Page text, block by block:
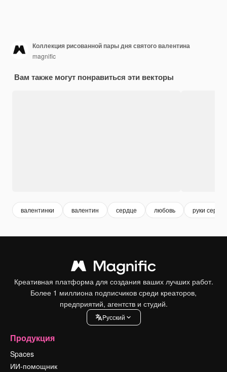
Коллекция рисованной пары дня святого валентина
magnific
Вам также могут понравиться эти векторы
валентинки валентин сердце любовь руки сердце
Креативная платформа для создания ваших лучших работ.
Более 1 миллиона подписчиков среди креаторов,
предприятий, агентств и студий.
Pусский
Продукция
Spaces
ИИ-помощник